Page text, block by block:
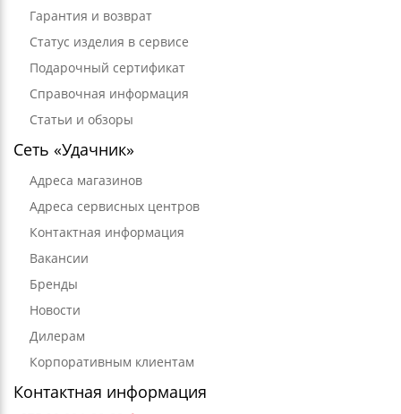
Гарантия и возврат
Статус изделия в сервисе
Подарочный сертификат
Справочная информация
Статьи и обзоры
Сеть «Удачник»
Адреса магазинов
Адреса сервисных центров
Контактная информация
Вакансии
Бренды
Новости
Дилерам
Корпоративным клиентам
Контактная информация